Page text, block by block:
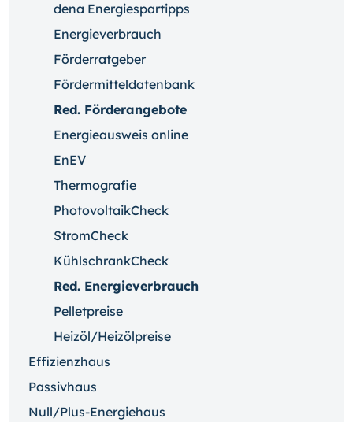
dena Energiespartipps
Energieverbrauch
Förderratgeber
Fördermitteldatenbank
Red. Förderangebote
Energieausweis online
EnEV
Thermografie
PhotovoltaikCheck
StromCheck
KühlschrankCheck
Red. Energieverbrauch
Pelletpreise
Heizöl/Heizölpreise
Effizienzhaus
Passivhaus
Null/Plus-Energiehaus